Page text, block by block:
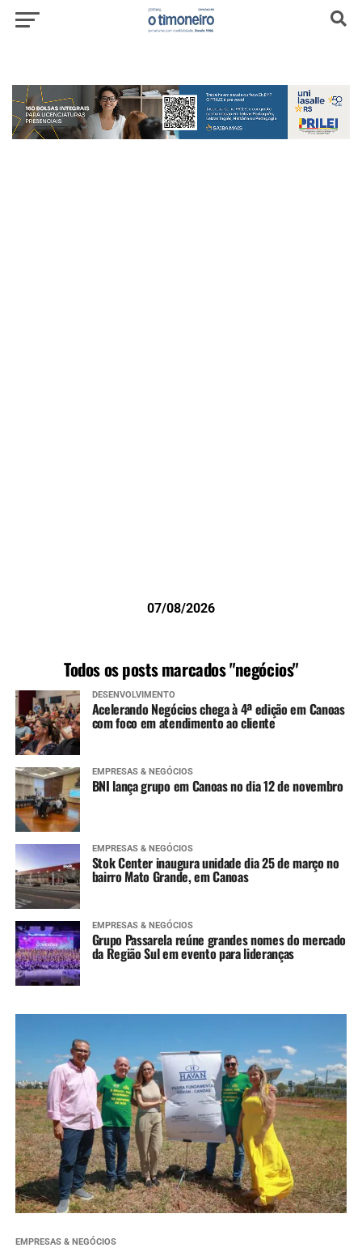
07/08/2026
Todos os posts marcados "negócios"
DESENVOLVIMENTO
Acelerando Negócios chega à 4ª edição em Canoas
com foco em atendimento ao cliente
EMPRESAS & NEGÓCIOS
BNI lança grupo em Canoas no dia 12 de novembro
EMPRESAS & NEGÓCIOS
Stok Center inaugura unidade dia 25 de março no
bairro Mato Grande, em Canoas
EMPRESAS & NEGÓCIOS
Grupo Passarela reúne grandes nomes do mercado
da Região Sul em evento para lideranças
EMPRESAS & NEGÓCIOS